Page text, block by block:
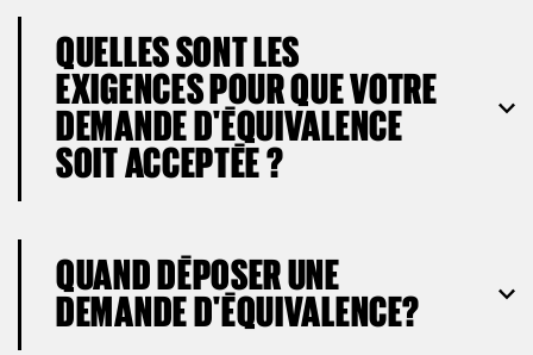
QUELLES SONT LES
EXIGENCES POUR QUE VOTRE
DEMANDE D'ÉQUIVALENCE
SOIT ACCEPTÉE ?
QUAND DÉPOSER UNE
DEMANDE D'ÉQUIVALENCE?